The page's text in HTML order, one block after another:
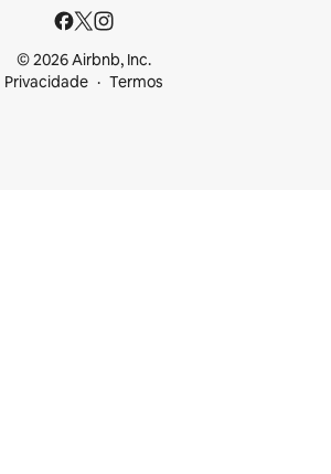
© 2026 Airbnb, Inc.
Privacidade
Termos